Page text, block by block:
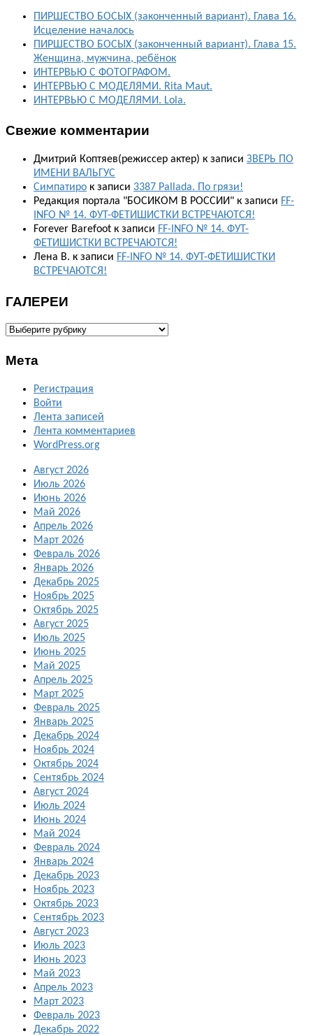
ПИРШЕСТВО БОСЫХ (законченный вариант). Глава 16.
Исцеление началось
ПИРШЕСТВО БОСЫХ (законченный вариант). Глава 15.
Женщина, мужчина, ребёнок
ИНТЕРВЬЮ С ФОТОГРАФОМ.
ИНТЕРВЬЮ С МОДЕЛЯМИ. Rita Maut.
ИНТЕРВЬЮ С МОДЕЛЯМИ. Lola.
Свежие комментарии
Дмитрий Коптяев(режиссер актер) к записи ЗВЕРЬ ПО
ИМЕНИ ВАЛЬГУС
Симпатиро к записи 3387 Pallada. По грязи!
Редакция портала "БОСИКОМ В РОССИИ" к записи FF-
INFO № 14. ФУТ-ФЕТИШИСТКИ ВСТРЕЧАЮТСЯ!
Forever Barefoot к записи FF-INFO № 14. ФУТ-
ФЕТИШИСТКИ ВСТРЕЧАЮТСЯ!
Лена В. к записи FF-INFO № 14. ФУТ-ФЕТИШИСТКИ
ВСТРЕЧАЮТСЯ!
ГАЛЕРЕИ
ГАЛЕРЕИ
Мета
Регистрация
Войти
Лента записей
Лента комментариев
WordPress.org
Август 2026
Июль 2026
Июнь 2026
Май 2026
Апрель 2026
Март 2026
Февраль 2026
Январь 2026
Декабрь 2025
Ноябрь 2025
Октябрь 2025
Август 2025
Июль 2025
Июнь 2025
Май 2025
Апрель 2025
Март 2025
Февраль 2025
Январь 2025
Декабрь 2024
Ноябрь 2024
Октябрь 2024
Сентябрь 2024
Август 2024
Июль 2024
Июнь 2024
Май 2024
Февраль 2024
Январь 2024
Декабрь 2023
Ноябрь 2023
Октябрь 2023
Сентябрь 2023
Август 2023
Июль 2023
Июнь 2023
Май 2023
Апрель 2023
Март 2023
Февраль 2023
Декабрь 2022